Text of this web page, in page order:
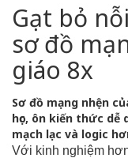
Gạt bỏ
sơ đồ
giáo 8x
Sơ đồ mạng nhện
học, ôn kiến thức
mạch lạc và logic
Với kinh nghiệm